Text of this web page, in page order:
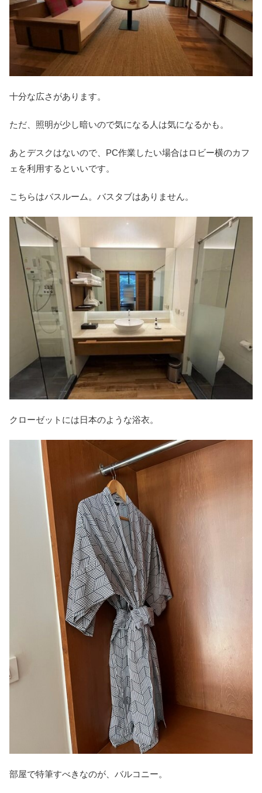
十分な広さがあります。
ただ、照明が少し暗いので気になる人は気になるかも。
あとデスクはないので、PC作業したい場合はロビー横のカフ
ェを利用するといいです。
こちらはバスルーム。バスタブはありません。
クローゼットには日本のような浴衣。
部屋で特筆すべきなのが、バルコニー。